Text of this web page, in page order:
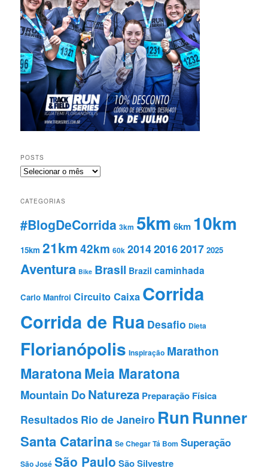
POSTS
Posts
CATEGORIAS
#BlogDeCorrida 3km 5km 6km 10km
15km 21km42km 60k 201420162017 2025
Aventura Bike Brasil Brazil caminhada
Carlo Manfroi Circuito Caixa Corrida
Corrida de Rua Desafio Dieta
Florianópolis Inspiração Marathon
MaratonaMeia Maratona
Mountain DoNatureza Preparação Fí­sica
Resultados Rio de Janeiro Run Runner
Santa Catarina Se Chegar Tá Bom Superação
São José São Paulo São Silvestre